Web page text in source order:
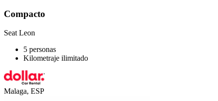
Compacto
Seat Leon
5 personas
Kilometraje ilimitado
Malaga, ESP